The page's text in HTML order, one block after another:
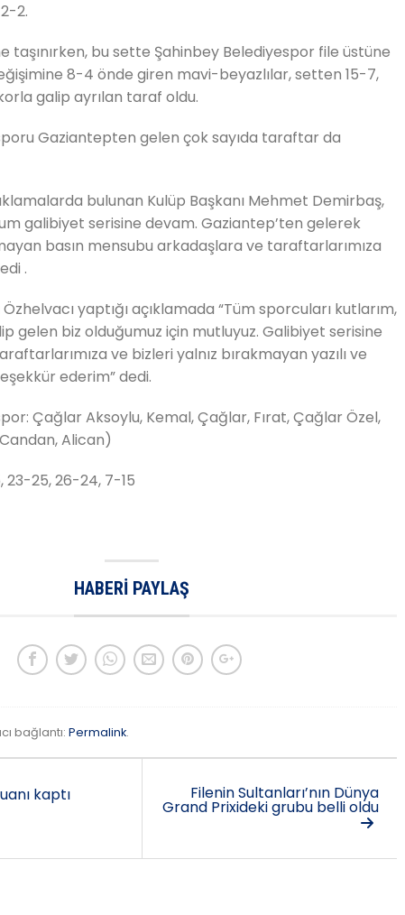
2.
taşınırken, bu sette Şahinbey Belediyespor file üstüne
8-4 önde giren mavi-beyazlılar, setten 15-7,
galip ayrılan taraf oldu.
Gaziantepten gelen çok sayıda taraftar da
bulunan Kulüp Başkanı Mehmet Demirbaş,
galibiyet serisine devam. Gaziantep’ten gelerek
basın mensubu arkadaşlara ve taraftarlarımıza
.
yaptığı açıklamada “Tüm sporcuları kutlarım,
gelen biz olduğumuz için mutluyuz. Galibiyet serisine
ve bizleri yalnız bırakmayan yazılı ve
ederim” dedi.
Çağlar Aksoylu, Kemal, Çağlar, Fırat, Çağlar Özel,
Alican)
23-25, 26-24, 7-15
HABERI PAYLAŞ
bağlantı: Permalink.
kaptı Filenin Sultanları’nın Dünya
Grand Prixideki grubu belli oldu